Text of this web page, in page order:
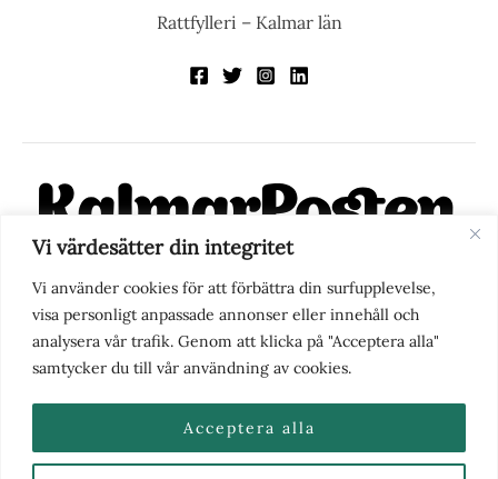
Vi värdesätter din integritet
Vi använder cookies för att förbättra din surfupplevelse,
visa personligt anpassade annonser eller innehåll och
analysera vår trafik. Genom att klicka på "Acceptera alla"
samtycker du till vår användning av cookies.
Acceptera alla
Rattfylleri – Kalmar län
KalmarPosten är en modern lokalnyhetstidning på nätet. Med
fokus på Kalmarregionen, men också med blick för det större
perspektivet, vill vi vara din självklara kanal för nyheter,
berättelser och engagemang. KalmarPosten grundades 1988 och
fick nya ägare 2025.